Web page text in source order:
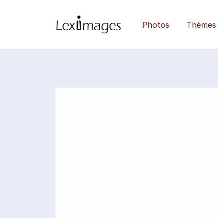
Photos Thèmes